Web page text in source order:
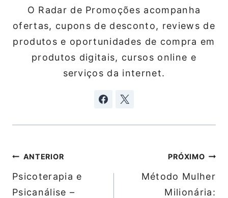
O Radar de Promoções acompanha
ofertas, cupons de desconto, reviews de
produtos e oportunidades de compra em
produtos digitais, cursos online e
serviços da internet.
Navegação
de
Post
ANTERIOR
Psicoterapia e
Psicanálise –
PRÓXIMO
Método Mulher
Milionária: